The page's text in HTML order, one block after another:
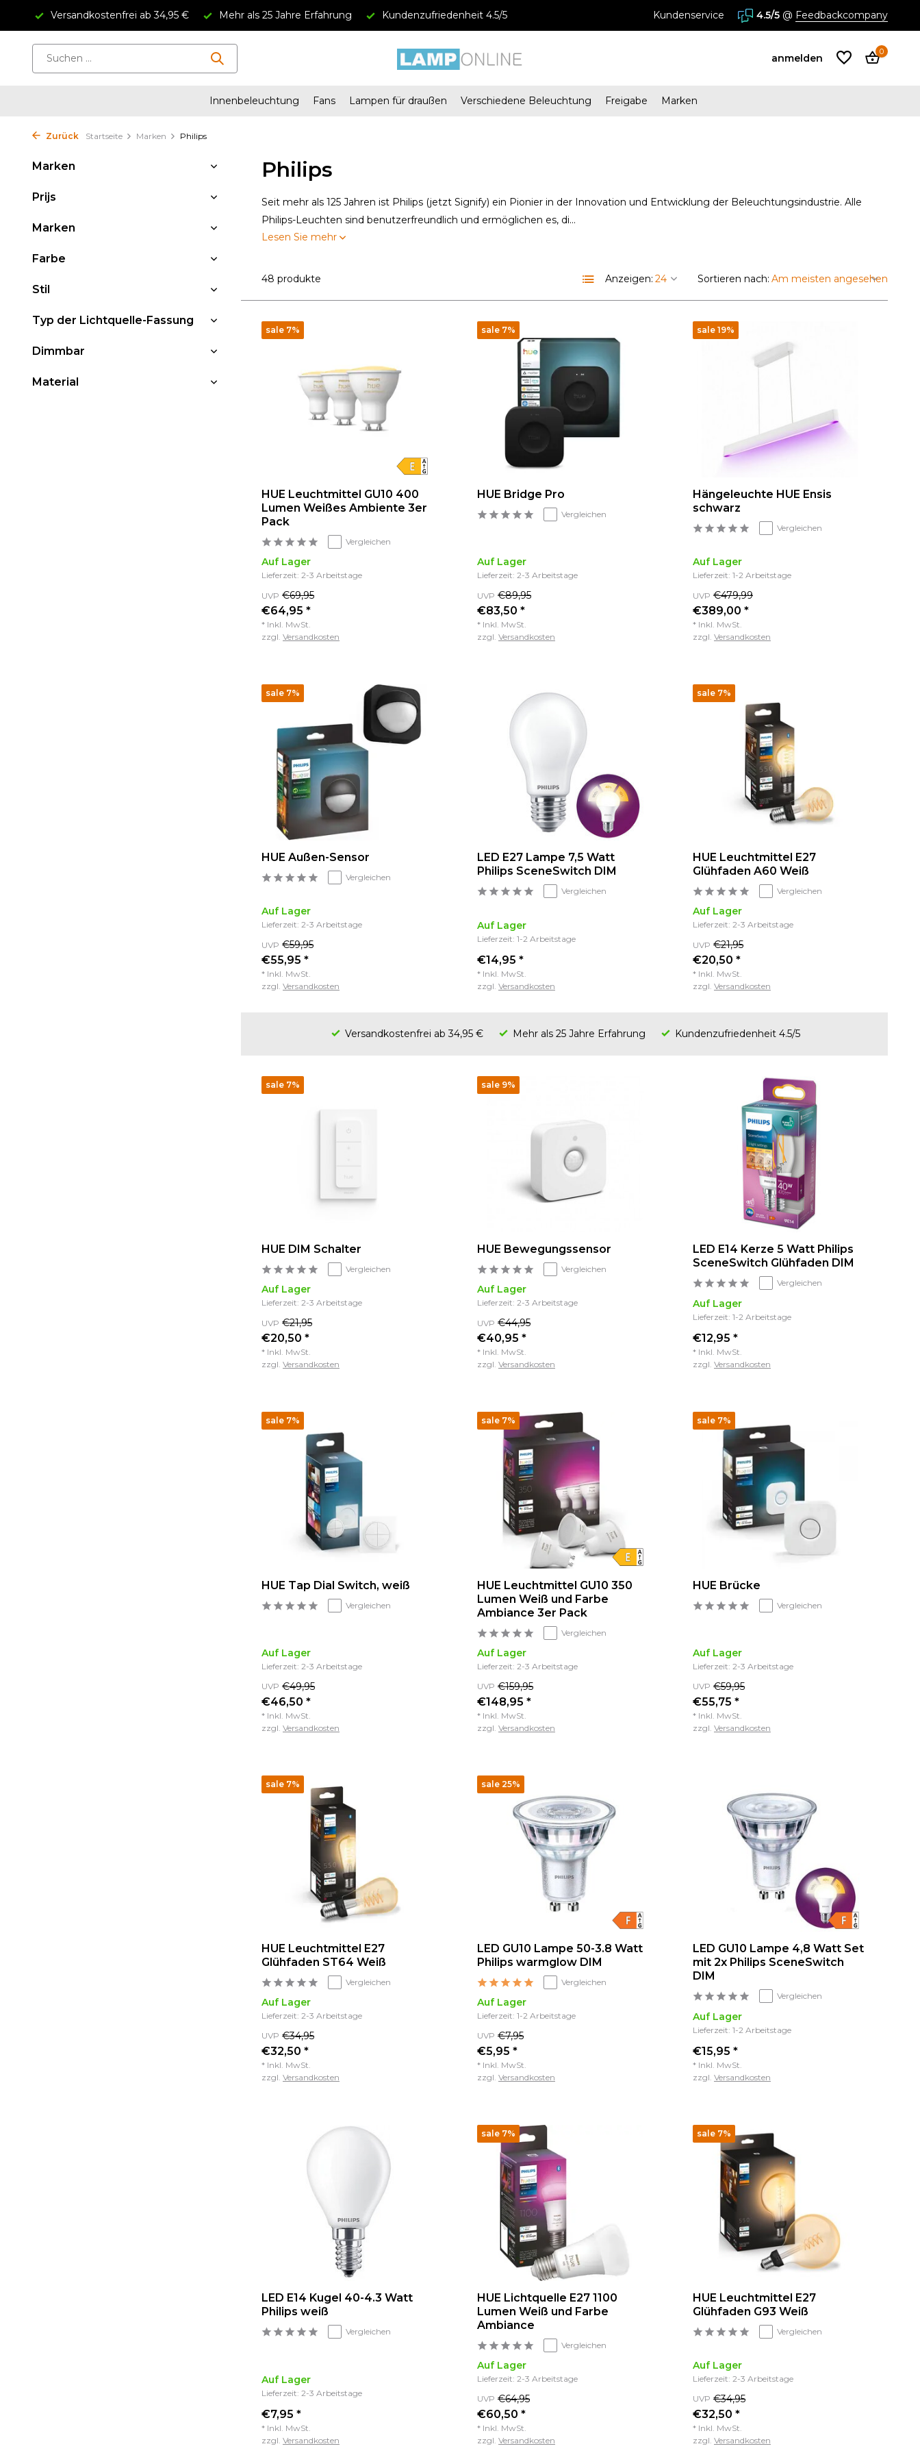
Versandkostenfrei ab 34,95 € Mehr als 25 Jahre Erfahrung Kundenzufriedenheit 4.5/5 Kundenservice 4.5/5 @ Feedbackcompany
anmelden
Benutzerkonto
0
Innenbeleuchtung Fans Lampen für draußen Verschiedene Beleuchtung Freigabe Marken
Zurück Startseite Marken Philips
Marken
Prijs
Marken
Farbe
Stil
Typ der Lichtquelle-Fassung
Dimmbar
Material
Philips
Seit mehr als 125 Jahren ist Philips (jetzt Signify) ein Pionier in der Innovation und Entwicklung der Beleuchtungsindustrie. Alle
Philips-Leuchten sind benutzerfreundlich und ermöglichen es, di...
Lesen Sie mehr
48 produkte Anzeigen: Sortieren nach:
sale 7%
HUE Leuchtmittel GU10 400
Lumen Weißes Ambiente 3er
Pack
Vergleichen
Auf Lager
Lieferzeit: 2-3 Arbeitstage
UVP €69,95
€64,95 *
* Inkl. MwSt.
zzgl. Versandkosten
sale 7%
HUE Bridge Pro
Vergleichen
Auf Lager
Lieferzeit: 2-3 Arbeitstage
UVP €89,95
€83,50 *
* Inkl. MwSt.
zzgl. Versandkosten
sale 19%
Hängeleuchte HUE Ensis
schwarz
Vergleichen
Auf Lager
Lieferzeit: 1-2 Arbeitstage
UVP €479,99
€389,00 *
* Inkl. MwSt.
zzgl. Versandkosten
sale 7%
HUE Außen-Sensor
Vergleichen
Auf Lager
Lieferzeit: 2-3 Arbeitstage
UVP €59,95
€55,95 *
* Inkl. MwSt.
zzgl. Versandkosten
LED E27 Lampe 7,5 Watt
Philips SceneSwitch DIM
Vergleichen
Auf Lager
Lieferzeit: 1-2 Arbeitstage
€14,95 *
* Inkl. MwSt.
zzgl. Versandkosten
sale 7%
HUE Leuchtmittel E27
Glühfaden A60 Weiß
Vergleichen
Auf Lager
Lieferzeit: 2-3 Arbeitstage
UVP €21,95
€20,50 *
* Inkl. MwSt.
zzgl. Versandkosten
Versandkostenfrei ab 34,95 € Mehr als 25 Jahre Erfahrung Kundenzufriedenheit 4.5/5
sale 7%
HUE DIM Schalter
Vergleichen
Auf Lager
Lieferzeit: 2-3 Arbeitstage
UVP €21,95
€20,50 *
* Inkl. MwSt.
zzgl. Versandkosten
sale 9%
HUE Bewegungssensor
Vergleichen
Auf Lager
Lieferzeit: 2-3 Arbeitstage
UVP €44,95
€40,95 *
* Inkl. MwSt.
zzgl. Versandkosten
LED E14 Kerze 5 Watt Philips
SceneSwitch Glühfaden DIM
Vergleichen
Auf Lager
Lieferzeit: 1-2 Arbeitstage
€12,95 *
* Inkl. MwSt.
zzgl. Versandkosten
sale 7%
HUE Tap Dial Switch, weiß
Vergleichen
Auf Lager
Lieferzeit: 2-3 Arbeitstage
UVP €49,95
€46,50 *
* Inkl. MwSt.
zzgl. Versandkosten
sale 7%
HUE Leuchtmittel GU10 350
Lumen Weiß und Farbe
Ambiance 3er Pack
Vergleichen
Auf Lager
Lieferzeit: 2-3 Arbeitstage
UVP €159,95
€148,95 *
* Inkl. MwSt.
zzgl. Versandkosten
sale 7%
HUE Brücke
Vergleichen
Auf Lager
Lieferzeit: 2-3 Arbeitstage
UVP €59,95
€55,75 *
* Inkl. MwSt.
zzgl. Versandkosten
sale 7%
HUE Leuchtmittel E27
Glühfaden ST64 Weiß
Vergleichen
Auf Lager
Lieferzeit: 2-3 Arbeitstage
UVP €34,95
€32,50 *
* Inkl. MwSt.
zzgl. Versandkosten
sale 25%
LED GU10 Lampe 50-3.8 Watt
Philips warmglow DIM
Vergleichen
Auf Lager
Lieferzeit: 1-2 Arbeitstage
UVP €7,95
€5,95 *
* Inkl. MwSt.
zzgl. Versandkosten
LED GU10 Lampe 4,8 Watt Set
mit 2x Philips SceneSwitch
DIM
Vergleichen
Auf Lager
Lieferzeit: 1-2 Arbeitstage
€15,95 *
* Inkl. MwSt.
zzgl. Versandkosten
LED E14 Kugel 40-4.3 Watt
Philips weiß
Vergleichen
Auf Lager
Lieferzeit: 2-3 Arbeitstage
€7,95 *
* Inkl. MwSt.
zzgl. Versandkosten
sale 7%
HUE Lichtquelle E27 1100
Lumen Weiß und Farbe
Ambiance
Vergleichen
Auf Lager
Lieferzeit: 2-3 Arbeitstage
UVP €64,95
€60,50 *
* Inkl. MwSt.
zzgl. Versandkosten
sale 7%
HUE Leuchtmittel E27
Glühfaden G93 Weiß
Vergleichen
Auf Lager
Lieferzeit: 2-3 Arbeitstage
UVP €34,95
€32,50 *
* Inkl. MwSt.
zzgl. Versandkosten